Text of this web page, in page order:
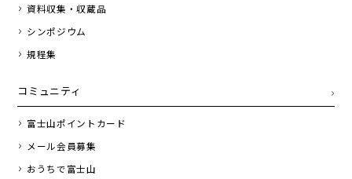
資料収集・収蔵品
シンポジウム
規程集
コミュニティ
富士山ポイントカード
メール会員募集
おうちで富士山